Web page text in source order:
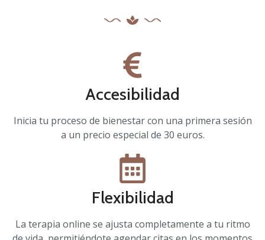
Accesibilidad
Inicia tu proceso de bienestar con una primera sesión
a un precio especial de 30 euros.
Flexibilidad
La terapia online se ajusta completamente a tu ritmo